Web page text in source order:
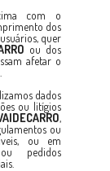
com o
dos
quer
ou dos
afetar o
dados
ou litígios
,
ou
ou em
pedidos